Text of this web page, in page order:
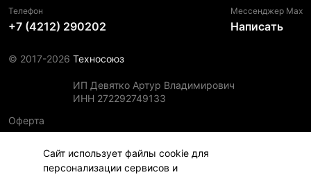
Сайт использует файлы cookie для
персонализации сервисов и
Телефон
+7 (4212) 290202
Мессенджер Max
Написать
© 2017-2026 Техносоюз
ИП Девятко Артур Владимирович
ИНН 272292749133
Оферта
Политика конфиденциальности